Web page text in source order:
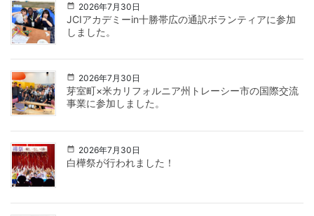
2026年7月30日
JCIアカデミーin十勝帯広の通訳ボランティアに参加
しました。
2026年7月30日
芽室町×米カリフォルニア州トレーシー市の国際交流
事業に参加しました。
2026年7月30日
白樺祭が行われました！